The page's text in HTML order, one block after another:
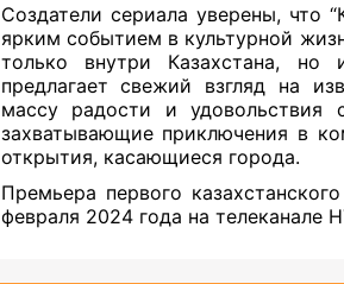
Создатели сериала уверены, что
ярким событием в культурной
только внутри Казахстана,
предлагает свежий взгляд на
массу радости и удовольствия
захватывающие приключения в
открытия, касающиеся города.
Премьера первого
февраля 2024 года на телеканале